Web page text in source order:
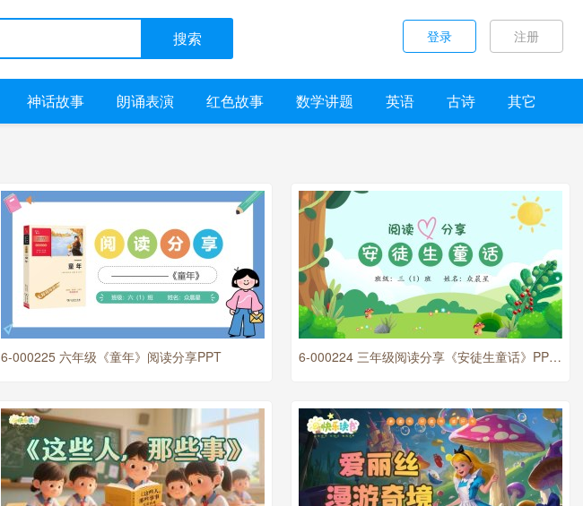
搜索 注册
登录
神话故事 朗诵表演 红色故事 数学讲题 英语 古诗 其它
6-000225 六年级《童年》阅读分享PPT 6-000224 三年级阅读分享《安徒生童话》PPT模板